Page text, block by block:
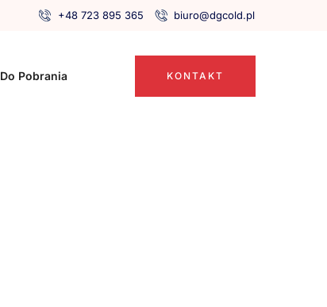
+48 723 895 365 biuro@dgcold.pl
Do Pobrania KONTAKT